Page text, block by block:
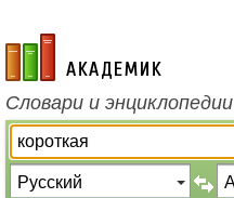
academic.ru
Словари и